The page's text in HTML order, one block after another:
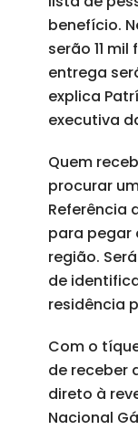
benefício.
serão 11
entrega
explica
executiva
Quem
procurar
Referência
para pegar
região.
de
residência
Com o
de receber
direto à
Nacional